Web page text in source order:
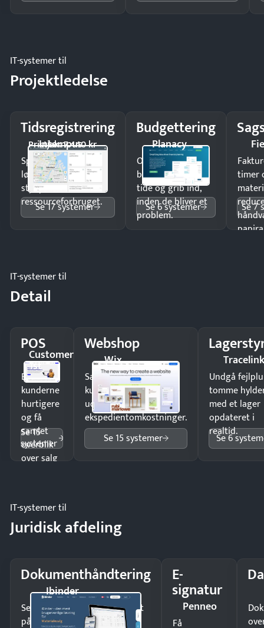
IT-systemer til
Projektledelse
Tidsregistrering
Intempus
Pristjek: 7.440 kr
Spar tid på
lønberegning og få
styr på
ressourceforbruget.
Se 17 systemer
Budgettering
Planacy
Opdag
budgetafvigelser i
tide og grib ind,
inden de bliver et
problem.
Se 6 systemer
timer
Se 7
IT-systemer til
Detail
POS
Customer
1st
Ekspedér
kunderne
hurtigere
og få
samlet
overblik
over salg
Se 15
systemer
Webshop
Wix
Sælg produkter 24/7 til
kunder i hele landet
uden
ekspedientomkostninger.
Se 15 systemer
Undgå
tomme
med et lager
opdateret i
realtid.
Se 6
IT-systemer til
Juridisk afdeling
Dokumenthåndtering
Ibinder
Send kontrakter til underskrift
på minutter og mist ingen
E-
signatur
Penneo
Få